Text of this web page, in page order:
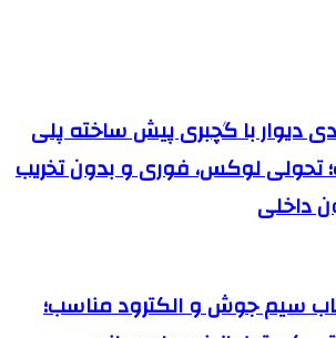
دیوار با گچبری پیش ساخته پلی
تحولی لوکس، فوری و بدون تخریب
داخلی
سیم جوش و الکترود مناسب؛